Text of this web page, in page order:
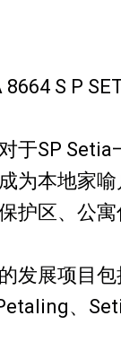
8664 S P
于SP
为本地家
护区、公寓
发展项目
、